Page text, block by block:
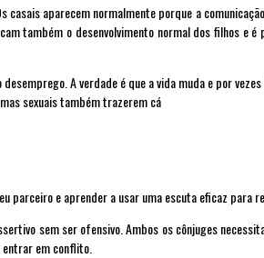
aparecem normalmente porque a
também o desenvolvimento normal dos filhos e é
A verdade é que a vida muda e por
sexuais também trazerem cá
parceiro e aprender a usar uma escuta eficaz para
sem ser ofensivo. Ambos os cônjuges
em conflito.